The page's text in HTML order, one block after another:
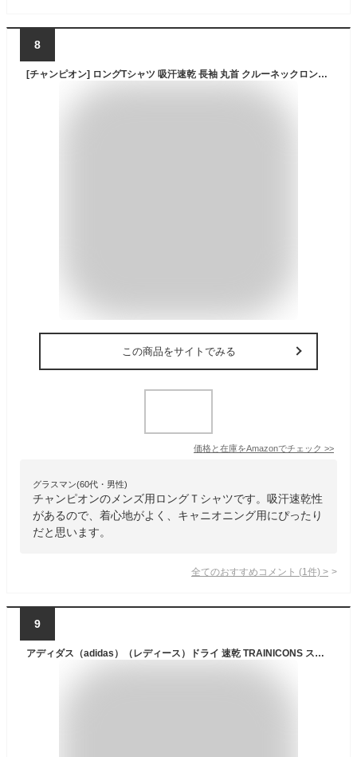
8
[チャンピオン] ロングTシャツ 吸汗速乾 長袖 丸首 クルーネックロングスリーブTシャツ CM4HQ202 メンズ ヘザーチャコール M
この商品をサイトでみる
価格と在庫をAmazonでチェック >>
グラスマン(60代・男性)
チャンピオンのメンズ用ロングＴシャツです。吸汗速乾性
があるので、着心地がよく、キャニオニング用にぴったり
だと思います。
全てのおすすめコメント (1 件) >
9
アディダス（adidas）（レディース）ドライ 速乾 TRAINICONS スリーストライプス 半袖Tシャツ TR337-HC2755